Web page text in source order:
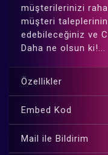
müşterilerinizi
müşteri taleplerinin
edebileceğiniz ve
Daha ne olsun ki!...
Özellikler
Embed Kod
Mail ile Bildirim